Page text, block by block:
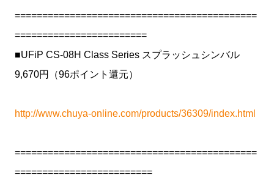
============================================
========================
■UFiP CS-08H Class Series スプラッシュシンバル
9,670円（96ポイント還元）
http://www.chuya-online.com/products/36309/index.html
============================================
=========================